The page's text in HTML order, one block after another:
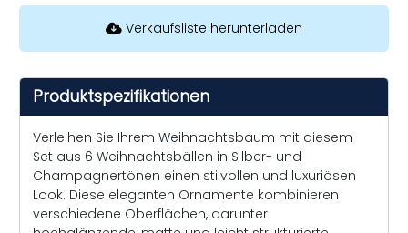
Verkaufsliste herunterladen
Produktspezifikationen
Verleihen Sie Ihrem Weihnachtsbaum mit diesem
Set aus 6 Weihnachtsbällen in Silber- und
Champagnertönen einen stilvollen und luxuriösen
Look. Diese eleganten Ornamente kombinieren
verschiedene Oberflächen, darunter